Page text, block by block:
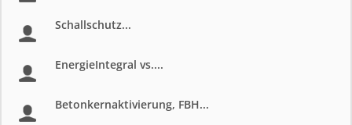
Schallschutz...
EnergieIntegral vs....
Betonkernaktivierung, FBH...